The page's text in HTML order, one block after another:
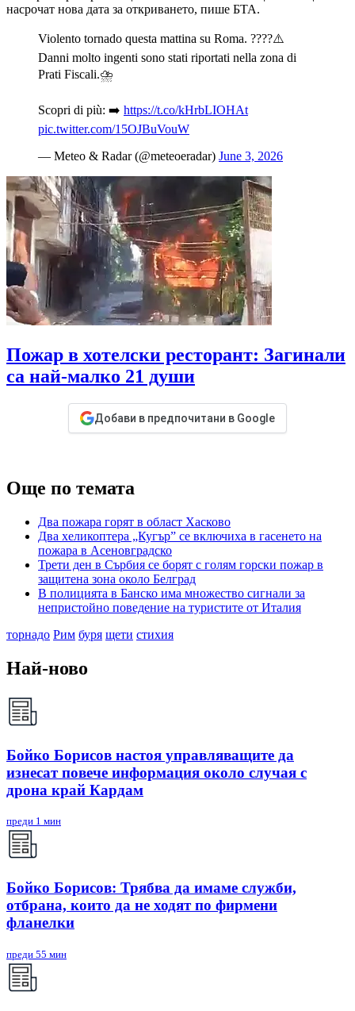
насрочат нова дата за откриването, пише БТА.
Violento tornado questa mattina su Roma. ????️⚠️
Danni molto ingenti sono stati riportati nella zona di
Prati Fiscali.⛈️
Scopri di più: ➡️ https://t.co/kHrbLIOHAt
pic.twitter.com/15OJBuVouW
— Meteo & Radar (@meteoeradar) June 3, 2026
Пожар в хотелски ресторант: Загинали
са най-малко 21 души
Добави в предпочитани в Google
Още по темата
Два пожара горят в област Хасково
Два хеликоптера „Кугър” се включиха в гасенето на
пожара в Асеновградско
Трети ден в Сърбия се борят с голям горски пожар в
защитена зона около Белград
В полицията в Банско има множество сигнали за
непристойно поведение на туристите от Италия
торнадо Рим буря щети стихия
Най-ново
Бойко Борисов настоя управляващите да
изнесат повече информация около случая с
дрона край Кардам
преди 1 мин
Бойко Борисов: Трябва да имаме служби,
отбрана, които да не ходят по фирмени
фланелки
преди 55 мин